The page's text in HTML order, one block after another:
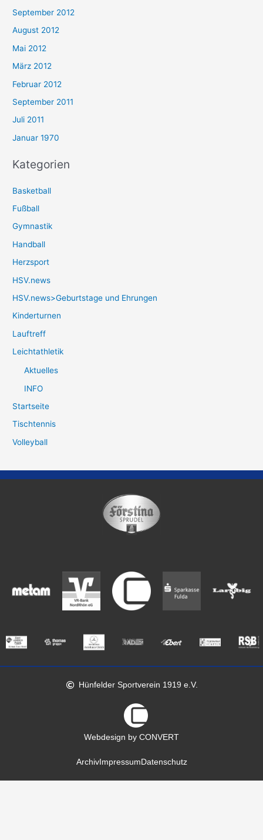
September 2012
August 2012
Mai 2012
März 2012
Februar 2012
September 2011
Juli 2011
Januar 1970
Kategorien
Basketball
Fußball
Gymnastik
Handball
Herzsport
HSV.news
HSV.news>Geburtstage und Ehrungen
Kinderturnen
Lauftreff
Leichtathletik
Aktuelles
INFO
Startseite
Tischtennis
Volleyball
Hünfelder Sportverein 1919 e.V.
Webdesign by CONVERT
ArchivImpressum Datenschutz